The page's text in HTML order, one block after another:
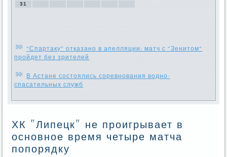
31
"Спартаку" отказано в апелляции: матч с "Зенитом"
пройдет без зрителей
В Астане состоялись соревнования водно-
спасательных служб
ХК "Липецк" не проигрывает в
основное время четыре матча
попорядку